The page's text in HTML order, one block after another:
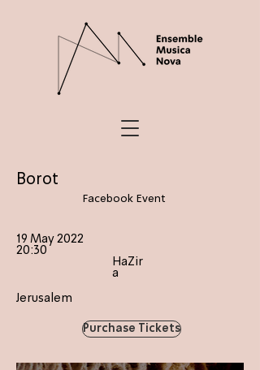
Borot
Facebook Event
19 May 2022
20:30
HaZir
a
Jerusalem
Purchase Tickets